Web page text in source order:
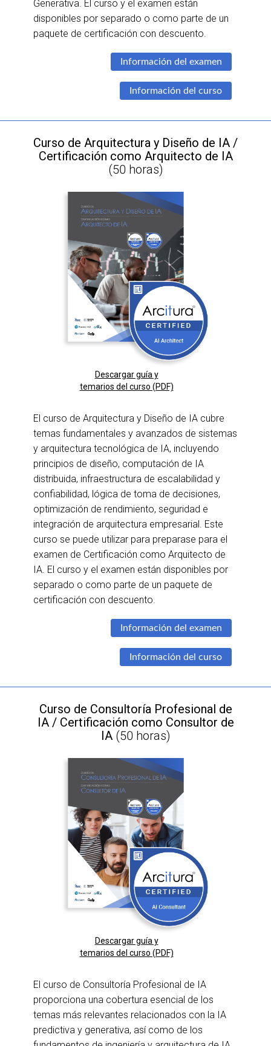
Generativa. El curso y el examen están
disponibles por separado o como parte de un
paquete de certificación con descuento.
Información del examen
Información del curso
Curso de Arquitectura y Diseño de IA /
Certificación como Arquitecto de IA
(50 horas)
Descargar guía y
temarios del curso (PDF)
El curso de Arquitectura y Diseño de IA cubre
temas fundamentales y avanzados de sistemas
y arquitectura tecnológica de IA, incluyendo
principios de diseño, computación de IA
distribuida, infraestructura de escalabilidad y
confiabilidad, lógica de toma de decisiones,
optimización de rendimiento, seguridad e
integración de arquitectura empresarial. Este
curso se puede utilizar para preparase para el
examen de Certificación como Arquitecto de
IA. El curso y el examen están disponibles por
separado o como parte de un paquete de
certificación con descuento.
Información del examen
Información del curso
Curso de Consultoría Profesional de
IA / Certificación como Consultor de
IA (50 horas)
Descargar guía y
temarios del curso (PDF)
El curso de Consultoría Profesional de IA
proporciona una cobertura esencial de los
temas más relevantes relacionados con la IA
predictiva y generativa, así como de los